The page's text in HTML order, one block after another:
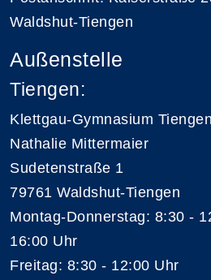
Waldshut-Tiengen
Außenstelle
Tiengen:
Klettgau-Gymnasium Tiengen
Nathalie Mittermaier
Sudetenstraße 1
79761 Waldshut-Tiengen
Montag-Donnerstag: 8:30 -
16:00 Uhr
Freitag: 8:30 - 12:00 Uhr